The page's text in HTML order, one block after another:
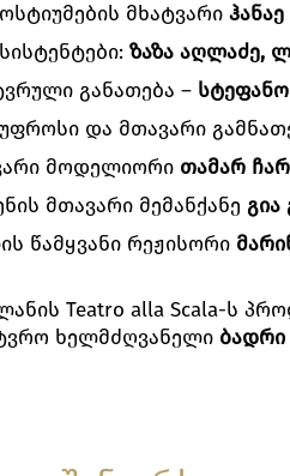
მხატვარი ჰანაე
ზაზა აღლაძე,
განათება – სტეფანო
და მთავარი
მოდელიორი თამარ
მთავარი მემანქანე გია
წამყვანი რეჟისორი
Teatro alla Scala-ს
ხელმძღვანელი ბადრი